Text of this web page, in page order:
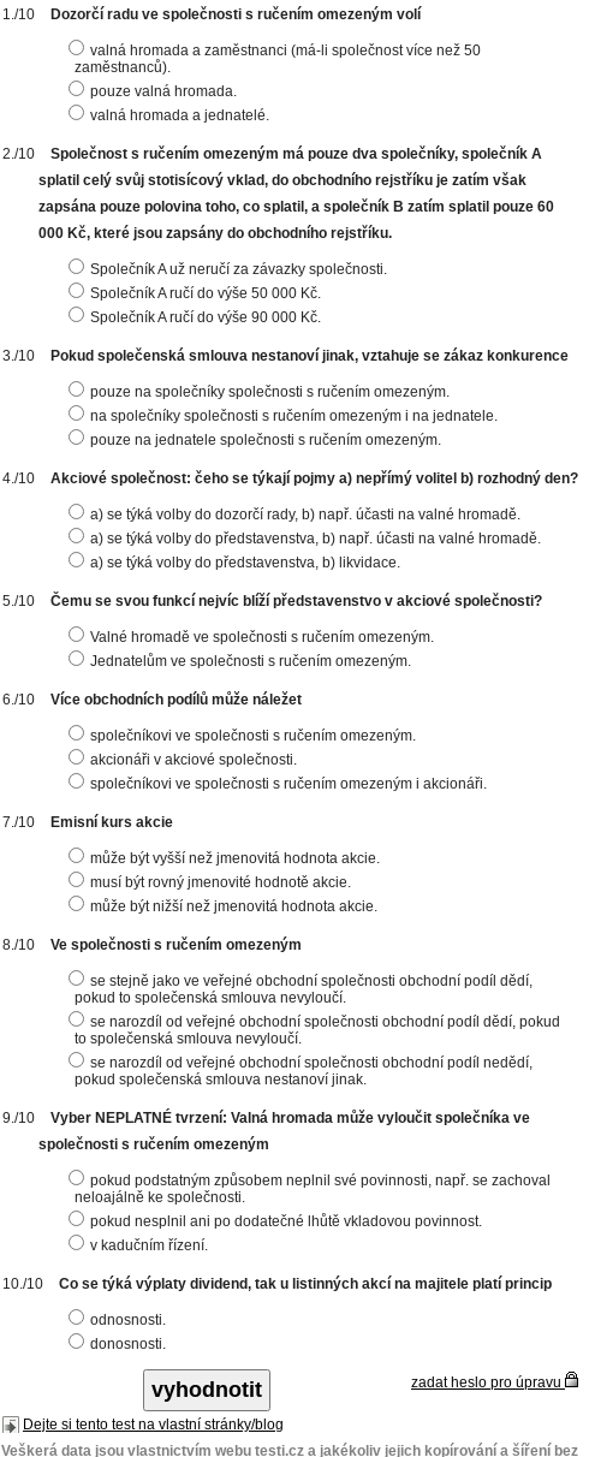
Dozorčí radu ve společnosti s ručením omezeným volí
valná hromada a zaměstnanci (má-li společnost více než 50
zaměstnanců).
pouze valná hromada.
valná hromada a jednatelé.
Společnost s ručením omezeným má pouze dva společníky, společník A
splatil celý svůj stotisícový vklad, do obchodního rejstříku je zatím však
zapsána pouze polovina toho, co splatil, a společník B zatím splatil pouze 60
000 Kč, které jsou zapsány do obchodního rejstříku.
Společník A už neručí za závazky společnosti.
Společník A ručí do výše 50 000 Kč.
Společník A ručí do výše 90 000 Kč.
Pokud společenská smlouva nestanoví jinak, vztahuje se zákaz konkurence
pouze na společníky společnosti s ručením omezeným.
na společníky společnosti s ručením omezeným i na jednatele.
pouze na jednatele společnosti s ručením omezeným.
Akciové společnost: čeho se týkají pojmy a) nepřímý volitel b) rozhodný den?
a) se týká volby do dozorčí rady, b) např. účasti na valné hromadě.
a) se týká volby do představenstva, b) např. účasti na valné hromadě.
a) se týká volby do představenstva, b) likvidace.
Čemu se svou funkcí nejvíc blíží představenstvo v akciové společnosti?
Valné hromadě ve společnosti s ručením omezeným.
Jednatelům ve společnosti s ručením omezeným.
Více obchodních podílů může náležet
společníkovi ve společnosti s ručením omezeným.
akcionáři v akciové společnosti.
společníkovi ve společnosti s ručením omezeným i akcionáři.
Emisní kurs akcie
může být vyšší než jmenovitá hodnota akcie.
musí být rovný jmenovité hodnotě akcie.
může být nižší než jmenovitá hodnota akcie.
Ve společnosti s ručením omezeným
se stejně jako ve veřejné obchodní společnosti obchodní podíl dědí,
pokud to společenská smlouva nevyloučí.
se narozdíl od veřejné obchodní společnosti obchodní podíl dědí, pokud
to společenská smlouva nevyloučí.
se narozdíl od veřejné obchodní společnosti obchodní podíl nedědí,
pokud společenská smlouva nestanoví jinak.
Vyber NEPLATNÉ tvrzení: Valná hromada může vyloučit společníka ve
společnosti s ručením omezeným
pokud podstatným způsobem neplnil své povinnosti, např. se zachoval
neloajálně ke společnosti.
pokud nesplnil ani po dodatečné lhůtě vkladovou povinnost.
v kadučním řízení.
Co se týká výplaty dividend, tak u listinných akcí na majitele platí princip
odnosnosti.
donosnosti.
zadat heslo pro úpravu
Dejte si tento test na vlastní stránky/blog
Veškerá data jsou vlastnictvím webu testi.cz a jakékoliv jejich kopírování a šíření bez